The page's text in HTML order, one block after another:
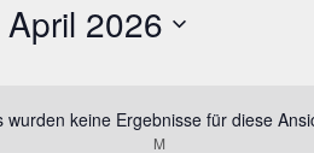
wurden keine Ergebnisse für diese
April 2026
M